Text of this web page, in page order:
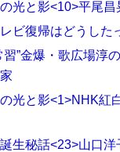
光と影<10>平尾
ビ復帰はどうし
習”金爆・歌広場淳
光と影<1>NHK紅
生秘話<23>山口